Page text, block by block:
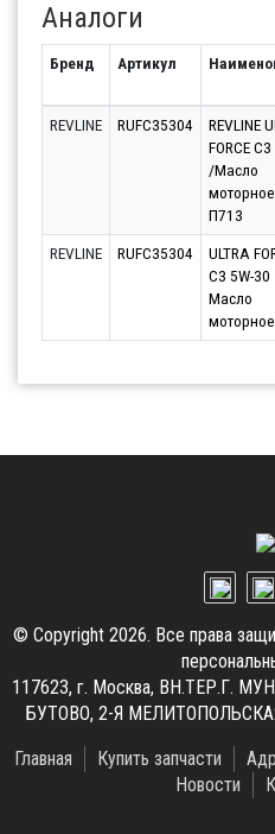
Аналоги
Бренд Артикул
REVLINE RUFC35304
REVLINE
FORCE
/Масло
П713
REVLINE RUFC35304
ULTRA
C3 5W-30
Масло
© Copyright 2026. Все права
117623, г. Москва, ВН.ТЕР.Г.
БУТОВО, 2-Я
Главная
Купить запчасти
Новости